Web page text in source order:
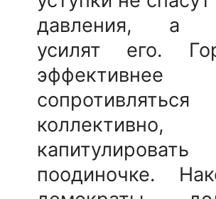
давления, а
усилят его.
эффективнее
сопротивляться
капитулировать
поодиночке.